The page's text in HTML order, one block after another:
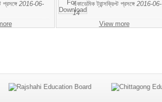
প্রসঙ্গে 2016-06-
একাডেমিক ট্রান্সক্রিপ্ট প্রসঙ্গে 2016-06-
14
View more